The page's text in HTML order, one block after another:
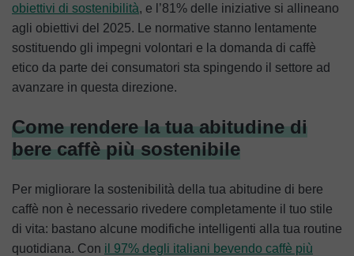
obiettivi di sostenibilità, e l’81% delle iniziative si allineano
agli obiettivi del 2025. Le normative stanno lentamente
sostituendo gli impegni volontari e la domanda di caffè
etico da parte dei consumatori sta spingendo il settore ad
avanzare in questa direzione.
Come rendere la tua abitudine di
bere caffè più sostenibile
Per migliorare la sostenibilità della tua abitudine di bere
caffè non è necessario rivedere completamente il tuo stile
di vita: bastano alcune modifiche intelligenti alla tua routine
quotidiana. Con il 97% degli italiani bevendo caffè più